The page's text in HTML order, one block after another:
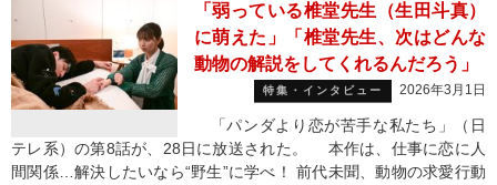
「弱っている椎堂先生（生田斗真）
に萌えた」「椎堂先生、次はどんな
動物の解説をしてくれるんだろう」
特集・インタビュー 2026年3月1日
「パンダより恋が苦手な私たち」（日
テレ系）の第8話が、28日に放送された。 本作は、仕事に恋に人
間関係…解決したいなら“野生”に学べ！ 前代未聞、動物の求愛行動